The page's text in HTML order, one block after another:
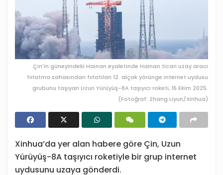
Çin'in güneyindeki Hainan eyaletinde Hainan ticari uzay aracı
fırlatma sahasından fırlatılan 12. alçak yörünge internet uydusu
grubunu taşıyan Uzun Yürüyüş-8A taşıyıcı roketi, 16 Ekim 2025.
(Fotoğraf: Zhang Liyun/Xinhua)
Xinhua’da yer alan habere göre Çin, Uzun
Yürüyüş-8A taşıyıcı roketiyle bir grup internet
uydusunu uzaya gönderdi.